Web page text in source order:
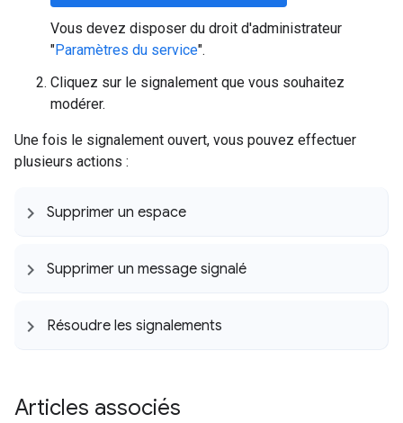
Vous devez disposer du droit d'administrateur
"Paramètres du service".
Cliquez sur le signalement que vous souhaitez
modérer.
Une fois le signalement ouvert, vous pouvez effectuer
plusieurs actions :
Supprimer un espace
Supprimer un message signalé
Résoudre les signalements
Articles associés